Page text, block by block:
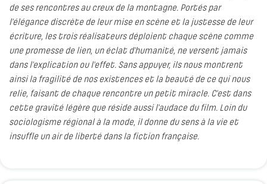
de ses rencontres au creux de la montagne. Portés par
l'élégance discrète de leur mise en scène et la justesse de leur
écriture, les trois réalisateurs déploient chaque scène comme
une promesse de lien, un éclat d'humanité, ne versent jamais
dans l'explication ou l'effet. Sans appuyer, ils nous montrent
ainsi la fragilité de nos existences et la beauté de ce qui nous
relie, faisant de chaque rencontre un petit miracle. C'est dans
cette gravité légère que réside aussi l'audace du film. Loin du
sociologisme régional à la mode, il donne du sens à la vie et
insuffle un air de liberté dans la fiction française.